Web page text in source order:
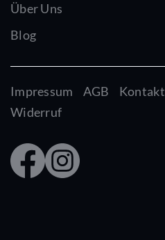
Über Uns
Blog
Impressum AGB Kontakt
Widerruf
Faceb
ook
Insta
gram